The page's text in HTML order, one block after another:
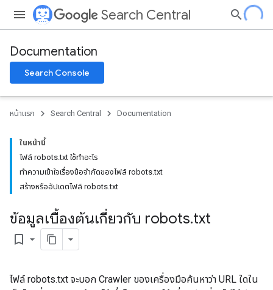
Search Central
Documentation
Search Console
หน้าแรก Search Central Documentation
ในหน้านี้
ไฟล์ robots.txt ใช้ทําอะไร
ทําความเข้าใจเรื่องข้อจํากัดของไฟล์ robots.txt
สร้างหรืออัปเดตไฟล์ robots.txt
ข้อมูลเบื้องต้นเกี่ยวกับ robots.txt
bookmark_border
ไฟล์ robots.txt จะบอก Crawler ของเครื่องมือค้นหาว่า URL ใดใน